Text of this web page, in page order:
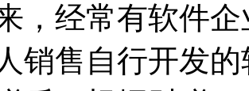
，经常有软件
销售自行开发